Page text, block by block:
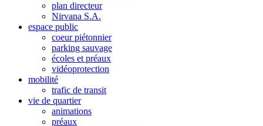
plan directeur
Nirvana S.A.
espace public
coeur piétonnier
parking sauvage
écoles et préaux
vidéoprotection
mobilité
trafic de transit
vie de quartier
animations
préaux